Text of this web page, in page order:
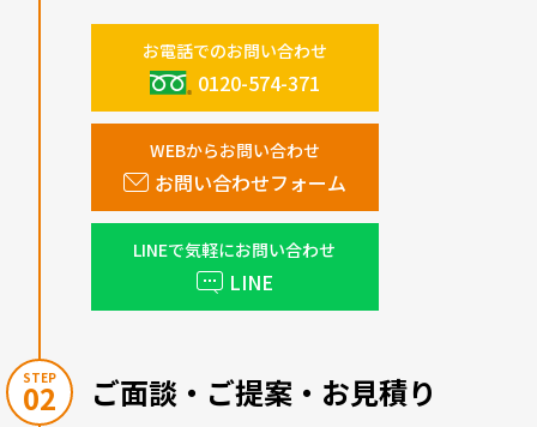
お電話でのお問い合わせ
0120-574-371
WEBからお問い合わせ
お問い合わせフォーム
LINEで気軽にお問い合わせ
LINE
STEP
02 ご面談・ご提案・お見積り